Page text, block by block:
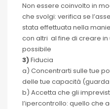
Non essere coinvolto in
che svolgi: verifica se
stata effettuata nella
con altri al fine di creare
possibile
3)Fiducia
a) Concentrarti sulle tue
delle tue capacità (guarda
b) Accetta che gli
l’ipercontrollo: quello che